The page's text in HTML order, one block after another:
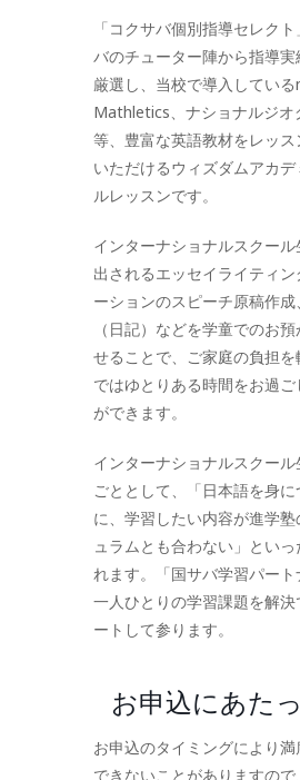
「コクサバ個別指導セレク
バのチューター陣から指導
厳選し、当校で導入している
Mathletics、ナショナルジオ
等、豊富な英語教材をレッ
いただけるウィズダムアカ
ルレッスンです。
インターナショナルスクー
出されるエッセイライティ
ーションのスピーチ原稿作
（日記）などを学童でのお
せることで、ご家庭の負担
ではゆとりある時間をお過ご
ができます。
インターナショナルスクール
ごととして、「日本語を身に
に、学習したい内容が進学
ュラムとも合わない」とい
れます。「国サバ学習パート
一人ひとりの学習課題を解
ートして参ります。
お申込にあた
お申込のタイミングにより
できないことがありますの